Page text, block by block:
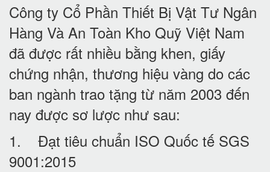
Công ty Cổ Phần Thiết Bị Vật Tư Ngân
Hàng Và An Toàn Kho Quỹ Việt Nam
đã được rất nhiều bằng khen, giấy
chứng nhận, thương hiệu vàng do các
ban ngành trao tặng từ năm 2003 đến
nay được sơ lược như sau:
1. Đạt tiêu chuẩn ISO Quốc tế SGS
9001:2015